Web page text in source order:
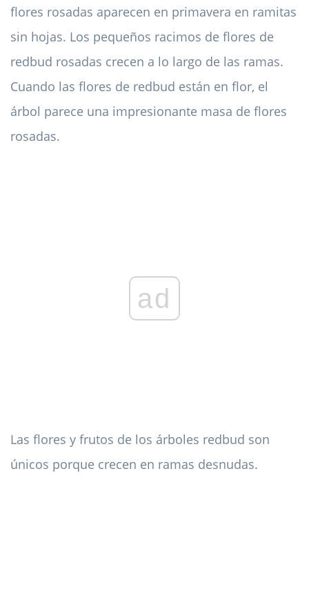
flores rosadas aparecen en primavera en ramitas
sin hojas. Los pequeños racimos de flores de
redbud rosadas crecen a lo largo de las ramas.
Cuando las flores de redbud están en flor, el
árbol parece una impresionante masa de flores
rosadas.
ad
Las flores y frutos de los árboles redbud son
únicos porque crecen en ramas desnudas.